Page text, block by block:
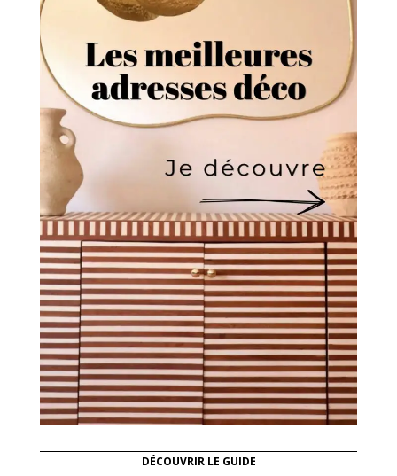
DÉCOUVRIR LE GUIDE